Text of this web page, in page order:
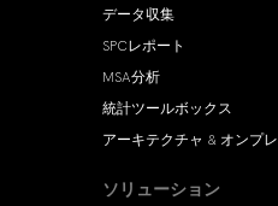
データ収集
SPCレポート
MSA分析
統計ツールボックス
アーキテクチャ & オンプレ
ソリューション